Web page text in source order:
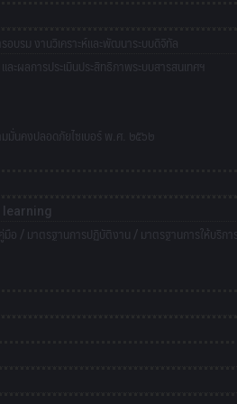
อบรม งานวิเคราะห์และพัฒนาระบบดิจิทัล
ะผลการประเมินประสิทธิภาพระบบสารสนเทศฯ
มั่นคงปลอดภัยไซเบอร์ พ.ศ. ๒๕๖๒
learning
มือ / มาตรฐานการปฏิบัติงาน / มาตรฐานการให้บริกา